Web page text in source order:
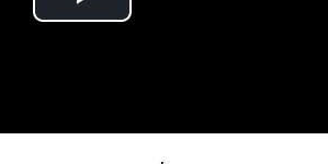
Play Video